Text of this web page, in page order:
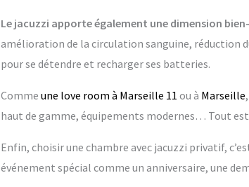
Le jacuzzi apporte également une dimension
amélioration de la circulation sanguine, réduction
pour se détendre et recharger ses batteries.
Comme une love room à Marseille 11 ou à Marseille
haut de gamme, équipements modernes… Tout
Enfin, choisir une chambre avec jacuzzi privatif,
événement spécial comme un anniversaire, une